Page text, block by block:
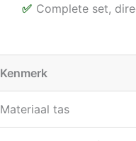
Complete set,
Kenmerk
Materiaal tas